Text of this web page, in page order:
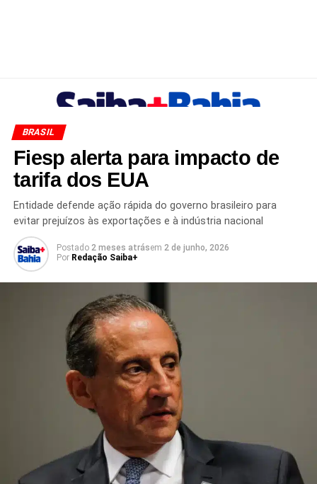
BRASIL
Fiesp alerta para impacto de
tarifa dos EUA
Entidade defende ação rápida do governo brasileiro para
evitar prejuízos às exportações e à indústria nacional
Postado 2 meses atrásem 2 de junho, 2026
Por Redação Saiba+